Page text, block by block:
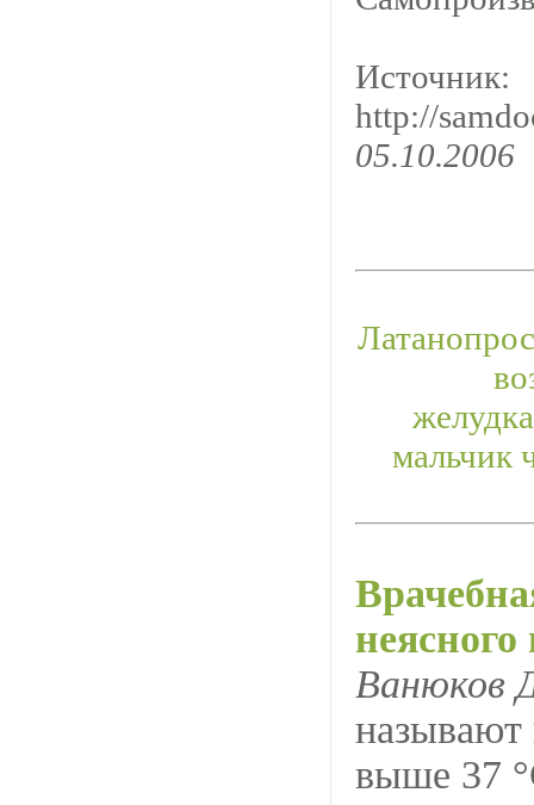
http://
05.10.2006
желудка
мальчик
Ванюков
называют
выше 37